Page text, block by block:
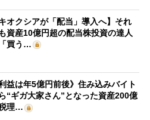
キオクシアが「配当」導入へ】それ
資産10億円超の配当株投資の達人
買う…
利益は年5億円前後》住み込みバイト
“ギガ大家さん”となった資産200億
理…